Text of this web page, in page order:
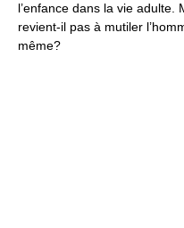
l’enfance dans la vie
revient-il pas à mutiler
même?